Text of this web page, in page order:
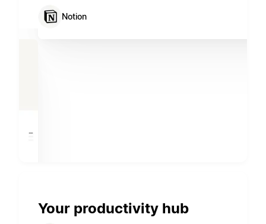
Notion
Your productivity hub